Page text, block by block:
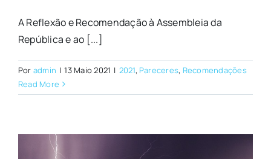
A Reflexão e Recomendação à Assembleia da
República e ao [...]
Por admin | 13 Maio 2021 | 2021, Pareceres, Recomendações
Read More